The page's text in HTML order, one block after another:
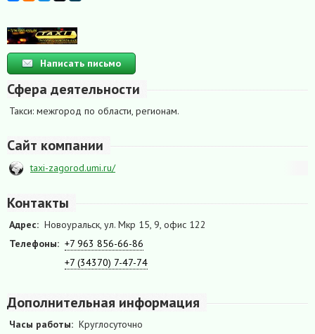
Написать письмо
Сфера деятельности
Такси: межгород по области, регионам.
Сайт компании
taxi-zagorod.umi.ru/
Контакты
Адрес: Новоуральск, ул. Мкр 15, 9, офис 122
Телефоны: +7 963 856-66-86
+7 (34370) 7-47-74
Дополнительная информация
Часы работы: Круглосуточно